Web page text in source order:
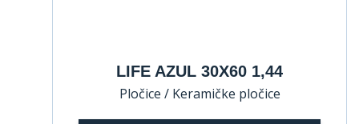
LIFE AZUL 30X60 1,44
Pločice / Keramičke pločice